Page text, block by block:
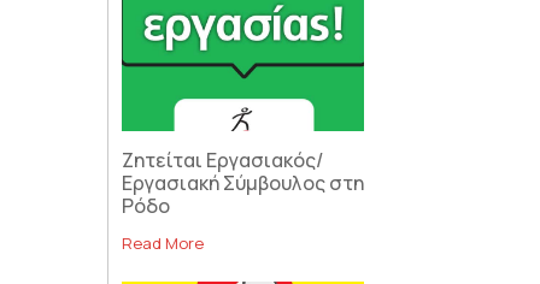
Ζητείται Εργασιακός/
Εργασιακή Σύμβουλος στη
Ρόδο
Read More